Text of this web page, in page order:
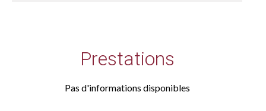
Prestations
Pas d'informations disponibles